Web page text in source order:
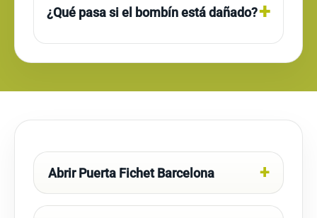
¿Qué pasa si el bombín está dañado?
Abrir Puerta Fichet Barcelona